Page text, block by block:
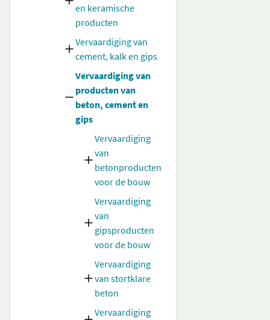
en keramische
producten
Vervaardiging van
cement, kalk en gips
Vervaardiging van
producten van
beton, cement en
gips
Vervaardiging
van
betonproducten
voor de bouw
Vervaardiging
van
gipsproducten
voor de bouw
Vervaardiging
van stortklare
beton
Vervaardiging